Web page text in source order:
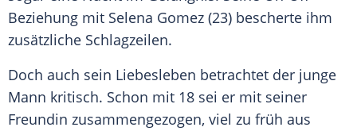
Beziehung mit Selena Gomez (23) bescherte ihm
zusätzliche Schlagzeilen.
Doch auch sein Liebesleben betrachtet der junge
Mann kritisch. Schon mit 18 sei er mit seiner
Freundin zusammengezogen, viel zu früh aus